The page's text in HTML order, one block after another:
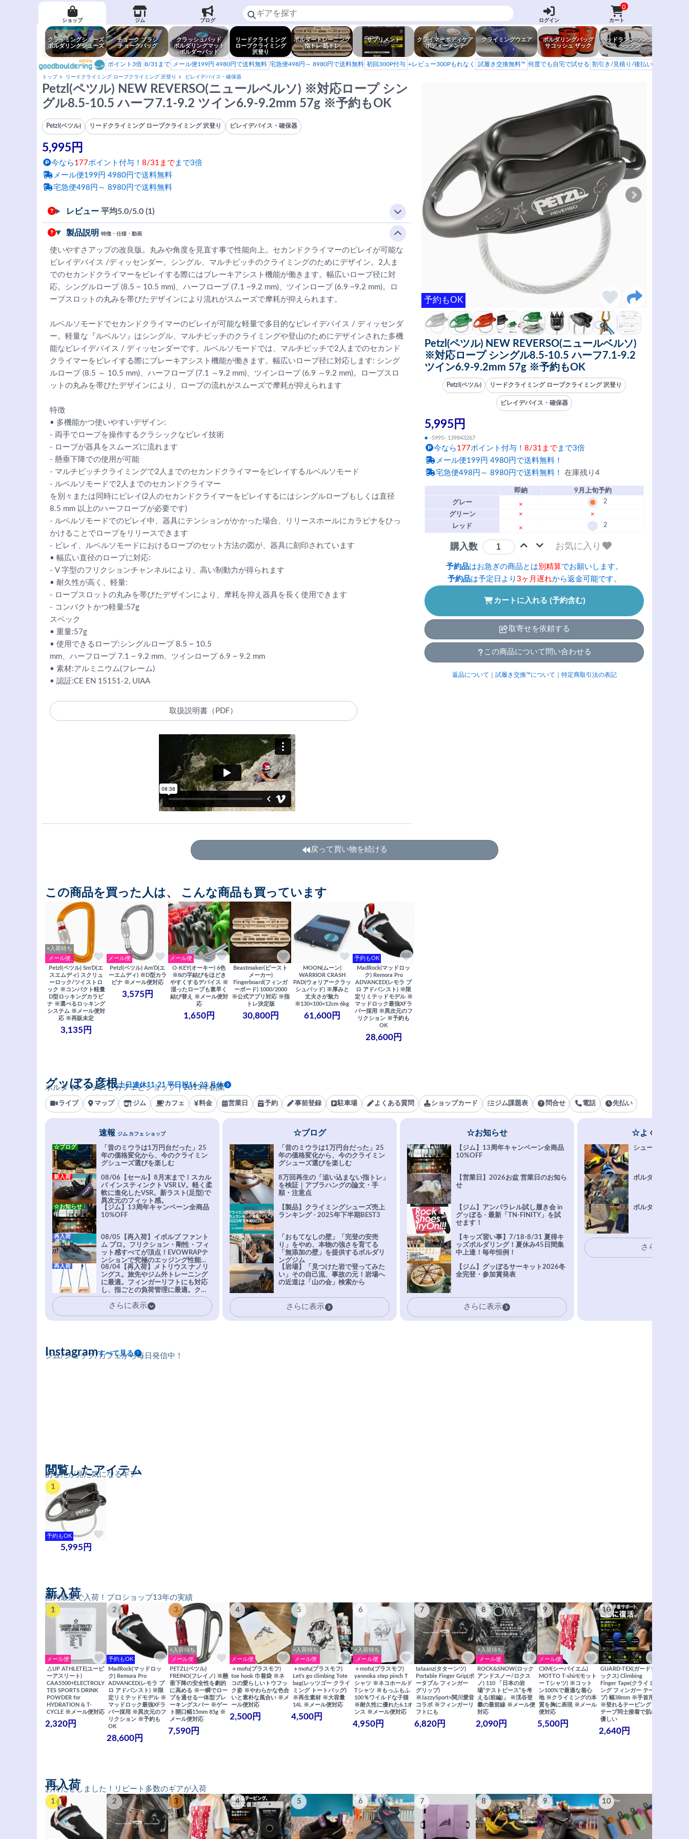
ショップ ジム ブログ ログイン
0
カート
クライミングシューズ
ボルダリングシューズ
チョーク ブラシ
チョークバッグ
クラッシュパッド
ボルダリングマット
ボルダーパッド
リードクライミング
ロープクライミング
沢登り
ボルダートレーニング
指トレ 筋トレ
サプリメント
クライマーボディケア
ボディーメンテ
クライミングウエア
ボルダリングバッグ
サコッシュ ザック
ヘッドランプ ランタン
ヘッデン
ポイント3倍 8/31まで メール便199円 4980円で送料無料 宅急便498円～ 8980円で送料無料 初回300P付与 +レビュー300Pもれなく 試履き交換無料™ 何度でも自宅で試せる 割引き/見積り/後払い
トップ リードクライミング ロープクライミング 沢登り ビレイデバイス・確保器
予約もOK
Petzl(ペツル) NEW REVERSO(ニュールベルソ)
※対応ロープ シングル8.5-10.5 ハーフ7.1-9.2
ツイン6.9-9.2mm 57g ※予約もOK
Petzl(ペツル) リードクライミング ロープクライミング 沢登り
ビレイデバイス・確保器
5,995円
● -5995- 139843267
今なら 177ポイント付与！ 8/31まで まで3倍
メール便199円 4980円で送料無料！
宅急便498円～ 8980円で送料無料！ 在庫残り4
即納
9月上旬予約
グレー
× 2
グリーン ×
×
レッド
× 2
購入数 お気に入り
予約品はお急ぎの商品とは別精算でお願いします。
予約品は予定日より 3ヶ月遅れから返金可能です。
カートに入れる (予約含む)
取寄せを依頼する
この商品について問い合わせる
返品について 試履き交換™について 特定商取引法の表記
Petzl(ペツル) NEW REVERSO(ニュールベルソ) ※対応ロープ シン
グル8.5-10.5 ハーフ7.1-9.2 ツイン6.9-9.2mm 57g ※予約もOK
Petzl(ペツル) リードクライミング ロープクライミング 沢登り ビレイデバイス・確保器
5,995円
今なら 177ポイント付与！ 8/31まで まで3倍
メール便199円 4980円で送料無料
宅急便498円～ 8980円で送料無料
レビュー 平均5.0/5.0 (1)
製品説明 特徴・仕様・動画
使いやすさアップの改良版。丸みや角度を見直す事で性能向上。セカンドクライマーのビレイが可能な
ビレイデバイス /ディッセンダー。シングル、マルチピッチのクライミングのためにデザイン。2人ま
でのセカンドクライマーをビレイする際にはブレーキアシスト機能が働きます。幅広いロープ径に対
応。シングルロープ (8.5 ~ 10.5 mm)、ハーフロープ (7.1 ~9.2 mm)、ツインロープ (6.9 ~9.2 mm)。ロ
ープスロットの丸みを帯びたデザインにより流れがスムーズで摩耗が抑えられます。
ルベルソモードでセカンドクライマーのビレイが可能な軽量で多目的なビレイデバイス / ディッセンダ
ー。軽量な『ルベルソ』はシングル、マルチピッチのクライミングや登山のためにデザインされた多機
能なビレイデバイス / ディッセンダーです。ルベルソモードでは、マルチピッチで2人までのセカンド
クライマーをビレイする際にブレーキアシスト機能が働きます。幅広いロープ径に対応します: シング
ルロープ (8.5 ～ 10.5 mm)、ハーフロープ (7.1 ～9.2 mm)、ツインロープ (6.9 ～9.2 mm)。ロープスロ
ットの丸みを帯びたデザインにより、ロープの流れがスムーズで摩耗が抑えられます
特徴
• 多機能かつ使いやすいデザイン:
- 両手でロープを操作するクラシックなビレイ技術
- ロープが器具をスムーズに流れます
- 懸垂下降での使用が可能
- マルチピッチクライミングで2人までのセカンドクライマーをビレイするルベルソモード
- ルベルソモードで2人までのセカンドクライマー
を別々または同時にビレイ(2人のセカンドクライマーをビレイするにはシングルロープもしくは直径
8.5 mm 以上のハーフロープが必要です)
- ルベルソモードでのビレイ中、器具にテンションがかかった場合、リリースホールにカラビナをひっ
かけることでロープをリリースできます
- ビレイ、ルベルソモードにおけるロープのセット方法の図が、器具に刻印されています
• 幅広い直径のロープに対応:
- V 字型のフリクションチャンネルにより、高い制動力が得られます
• 耐久性が高く、軽量:
- ロープスロットの丸みを帯びたデザインにより、摩耗を抑え器具を長く使用できます
- コンパクトかつ軽量:57g
スペック
• 重量:57g
• 使用できるロープ:シングルロープ 8.5 ~ 10.5
mm、ハーフロープ 7.1 ~ 9.2 mm、ツインロープ 6.9 ~ 9.2 mm
• 素材:アルミニウム(フレーム)
• 認証:CE EN 15151-2, UIAA
取扱説明書（PDF）
戻って買い物を続ける
この商品を買った人は、 こんな商品も買っています
×入荷待ち
メール便
Petzl(ペツル) Sm'D(エ
スエムディ) スクリュ
ーロック/ツイストロ
ック ※コンパクト軽量
D型ロッキングカラビ
ナ ※選べるロッキング
システム ※メール便対
応 ※再販未定
3,135円
メール便
Petzl(ペツル) Am’D(エ
ーエムディ) ※D型カラ
ビナ ※メール便対応
3,575円
メール便
O-KEY(オーキー) 6色
※8の字結びをほどき
やすくするデバイス ※
湿ったロープも素早く
結び替え ※メール便対
応
1,650円
Beastmaker(ビースト
メーカー)
Fingerboard(フィンガ
ーボード) 1000/2000
※公式アプリ対応 ※指
トレ決定版
30,800円
MOON(ムーン)
WARRIOR CRASH
PAD(ウォリアークラッ
シュパッド) ※厚みと
丈夫さが魅力
※130×100×12cm 6kg
61,600円
予約もOK
MadRock(マッドロッ
ク) Remora Pro
ADVANCED(レモラ プ
ロ アドバンスト) ※限
定リミテッドモデル ※
マッドロック最強XFラ
バー採用 ※異次元のフ
リクション ※予約も
OK
28,600円
ボルダリングジムとカフェとショップ｜2013年創業
グッぼる彦根土日連休11-21 平日祝16-23 月休
ライブ マップ ジム カフェ 料金 営業日 予約 事前登録 駐車場 よくある質問 ショップカード ジム課題表 問合せ 電話 先払い
速報 ジム カフェ ショップ
「昔のミウラは1万円台だった」25
年の価格変化から、今のクライミン
グシューズ選びを楽しむ
☆ブログ
08/06【セール】8月末まで！スカル
パ インスティンクト VSR LV。軽く柔
軟に進化したVSR。新ラスト(足型)で
異次元のフィット感。
新入荷
【ジム】13周年キャンペーン全商品
10%OFF
☆お知らせ
08/05【再入荷】イボルブ ファント
ム プロ。フリクション・剛性・フィ
ット感すべてが頂点！EVOWRAPテ
ンションで究極のエッジング性能を
実現。進化系ラバーEvo-74はTRAX
を凌駕する粘着力で極小ホールドに
安心感。
再入荷
08/04【再入荷】メトリウス ナノリ
ングス。旅先やジム外トレーニング
に最適。フィンガーリフトにも対応
し、指ごとの負荷管理に最適。クラ
イマーの指を本気で鍛えるギア。
再入荷
さらに表示
☆ブログ
「昔のミウラは1万円台だった」25
年の価格変化から、今のクライミン
グシューズ選びを楽しむ
8万回再生の「追い込まない指トレ」
を検証｜アブラハングの論文・手
順・注意点
【製品】クライミングシューズ売上
ランキング - 2025年下半期BEST3
「おもてなしの壁」「完登の安売
り」をやめ、本物の強さを育てる
「無添加の壁」を提供するボルダリ
ングジム
【岩場】「見つけた岩で登ってみた
い」その自己流、事故の元！岩場へ
の近道は「山の会」検索から
さらに表示
☆お知らせ
【ジム】13周年キャンペーン全商品
10%OFF
【営業日】2026お盆 営業日のお知ら
せ
【ジム】アンパラレル試し履き会 in
グッぼる - 最新「TN-FINITY」を試
せます！
【キッズ習い事】7/18-8/31 夏得キ
ッズボルダリング！夏休み45日間集
中上達！毎年恒例！
【ジム】グッぼるサーキット2026冬
全完登・参加賞発表
さらに表示
☆よくある質
シューズ選びFAQ
ボルダリング上達
ボルダリングトレ
さらに表示
ジム/ショップ/カフェから毎日発信中！
Instagramすべて見る
あなたが見た気になるギア
閲覧したアイテム
1
予約もOK
5,995円
国内最速で入荷！プロショップ13年の実績
新入荷
1
メール便
△UP ATHLETE(ユーピ
ーアスリート)
CAA5500+ELECTROLY
TES SPORTS DRINK
POWDER for
HYDRATION & T-
CYCLE ※メール便対応
2,320円
2
予約もOK
MadRock(マッドロッ
ク) Remora Pro
ADVANCED(レモラ プ
ロ アドバンスト) ※限
定リミテッドモデル ※
マッドロック最強XFラ
バー採用 ※異次元のフ
リクション ※予約も
OK
28,600円
3
×入荷待ち
メール便
PETZL(ペツル)
FREINO(フレイノ) ※懸
垂下降の安全性を劇的
に高める ※一瞬でロー
プを通せる一体型ブレ
ーキングスパー ※ゲー
ト開口幅15mm 85g ※
メール便対応
7,590円
4
メール便
＋mofu(プラスモフ)
toe hook 巾着袋 ※ネ
コの愛らしいトウフッ
ク姿 ※やわらかな色合
いと素朴な風合い ※メ
ール便対応
2,500円
5
×入荷待ち
メール便
＋mofu(プラスモフ)
Let's go climbing Tote
bag(レッツゴー クライ
ミング トートバッグ)
※再生素材 ※大容量
14L ※メール便対応
4,500円
6
×入荷待ち
メール便
＋mofu(プラスモフ)
yannoka step pinch T
シャツ ※ネコホールド
Tシャツ ※もっふもふ
100％ワイルドな子猫
※耐久性に優れた6.1オ
ンス ※メール便対応
4,950円
7
tataanz(タターンツ)
Portable Finger Grip(ポ
ータブル フィンガー
グリップ)
※JazzySport×関川愛音
コラボ ※フィンガーリ
フトにも
6,820円
8
×入荷待ち
メール便
ROCK&SNOW(ロック
アンドスノー/ロクス
ノ) 110 「日本の岩
場“テストピース”を考
える(前編)」 ※渓谷登
攀の最前線 ※メール便
対応
2,090円
9
メール便
CXM(シーバイエム)
MOTTO T-shirt(モット
ー Tシャツ) ※コット
ン100%で最適な着心
地 ※クライミングの本
質を胸に表現 ※メール
便対応
5,500円
10
GUARD-TEX(ガードテ
ックス) Climbing
Finger Tape(クライミ
ング フィンガー テー
プ) 幅38mm ※手首用
※登れるテーピング ※
テープ同士接着で肌に
優しい
2,640円
お待たせしました！リピート多数のギアが入荷
再入荷
1 2 3 4 5 6 7 8 9 10